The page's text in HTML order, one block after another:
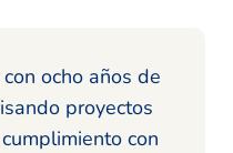
ocho años de
proyectos
con